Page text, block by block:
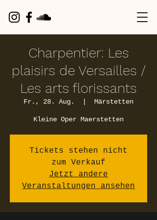
Charpentier: Les
plaisirs de Versailles /
Les arts florissants
Fr., 28. Aug. Märstetten
Kleine Oper Maerstetten
Tickets stehen nicht
zum Verkauf
Jetzt andere
Veranstaltungen ansehen